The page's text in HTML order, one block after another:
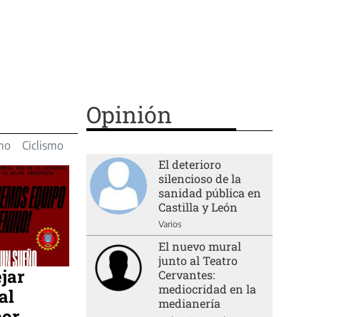
Ciclismo
Opinión
El deterioro
silencioso de la
sanidad pública en
Castilla y León
Varios
El nuevo mural
junto al Teatro
Cervantes:
mediocridad en la
medianería